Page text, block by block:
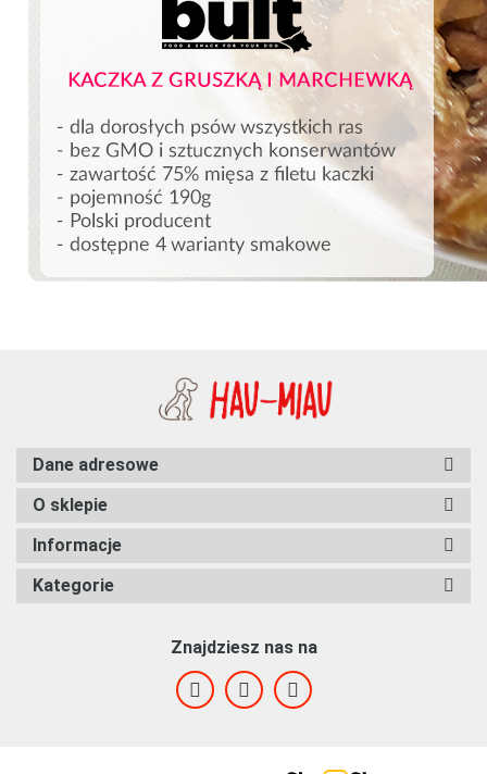
Dane adresowe
O sklepie
Informacje
Kategorie
Znajdziesz nas na